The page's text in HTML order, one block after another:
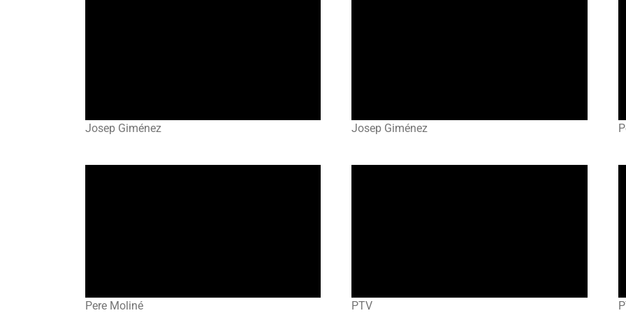
Josep Giménez Josep Giménez
Pere Moliné PTV